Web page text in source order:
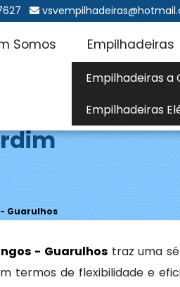
Somos Empilhadeiras
Empilhadeiras a
Empilhadeiras
Guarulhos
- Guarulhostraz uma
termos de flexibilidade e